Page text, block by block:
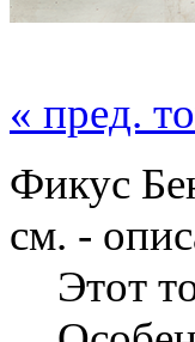
« пред.
Фикус
см. -
Этот